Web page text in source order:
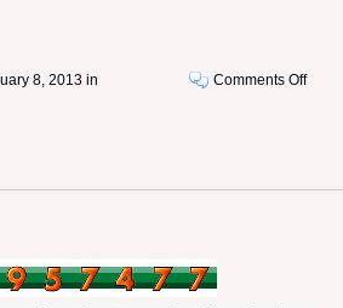
8, 2013 in Comments Offon